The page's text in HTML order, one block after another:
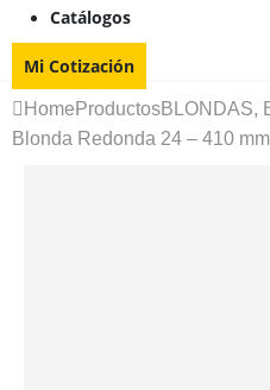
Catálogos
Mi Cotización
Home ProductosBLONDAS,
Blonda Redonda 24 – 410 mm